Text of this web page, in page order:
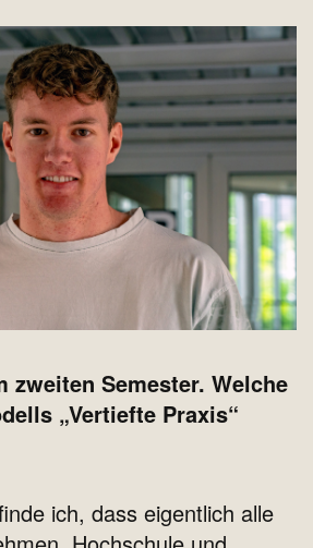
zweiten Semester. Welche
„Vertiefte Praxis“
ich, dass eigentlich alle